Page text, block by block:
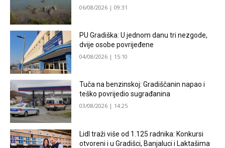
06/08/2026 | 09:31
PU Gradiška: U jednom danu tri nezgode,
dvije osobe povrijeđene
04/08/2026 | 15:10
Tuča na benzinskoj: Gradiščanin napao i
teško povrijedio sugrađanina
03/08/2026 | 14:25
Lidl traži više od 1.125 radnika: Konkursi
otvoreni i u Gradišci, Banjaluci i Laktašima